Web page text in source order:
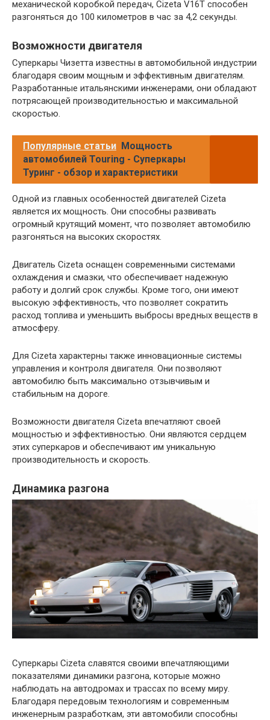
механической коробкой передач, Cizeta V16T способен
разгоняться до 100 километров в час за 4,2 секунды.
Возможности двигателя
Суперкары Чизетта известны в автомобильной индустрии
благодаря своим мощным и эффективным двигателям.
Разработанные итальянскими инженерами, они обладают
потрясающей производительностью и максимальной
скоростью.
Популярные статьи Мощность
автомобилей Touring - Суперкары
Туринг - обзор и характеристики
Одной из главных особенностей двигателей Cizeta
является их мощность. Они способны развивать
огромный крутящий момент, что позволяет автомобилю
разгоняться на высоких скоростях.
Двигатель Cizeta оснащен современными системами
охлаждения и смазки, что обеспечивает надежную
работу и долгий срок службы. Кроме того, они имеют
высокую эффективность, что позволяет сократить
расход топлива и уменьшить выбросы вредных веществ в
атмосферу.
Для Cizeta характерны также инновационные системы
управления и контроля двигателя. Они позволяют
автомобилю быть максимально отзывчивым и
стабильным на дороге.
Возможности двигателя Cizeta впечатляют своей
мощностью и эффективностью. Они являются сердцем
этих суперкаров и обеспечивают им уникальную
производительность и скорость.
Динамика разгона
Суперкары Cizeta славятся своими впечатляющими
показателями динамики разгона, которые можно
наблюдать на автодромах и трассах по всему миру.
Благодаря передовым технологиям и современным
инженерным разработкам, эти автомобили способны